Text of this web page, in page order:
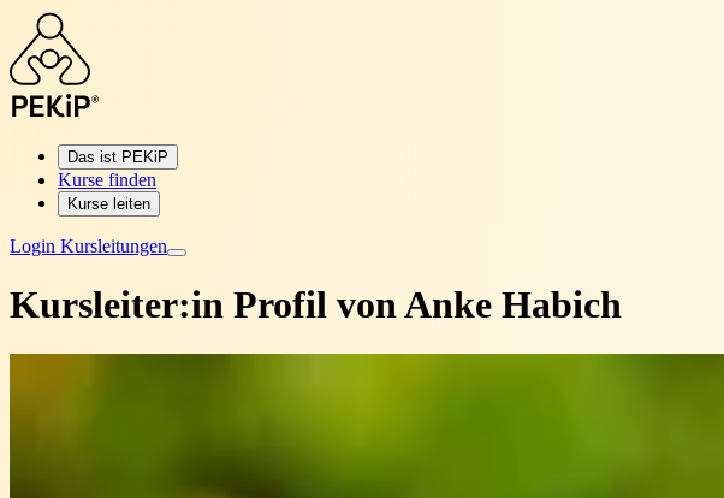
Das ist PEKiP
Kurse finden
Kurse leiten
Login Kursleitungen
Kursleiter:in Profil vonAnke Habich